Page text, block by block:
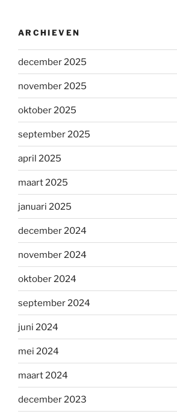
ARCHIEVEN
december 2025
november 2025
oktober 2025
september 2025
april 2025
maart 2025
januari 2025
december 2024
november 2024
oktober 2024
september 2024
juni 2024
mei 2024
maart 2024
december 2023